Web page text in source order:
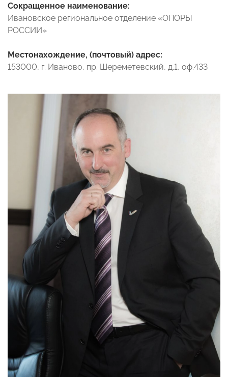
Сокращенное наименование:
Ивановское региональное отделение «ОПОРЫ
РОССИИ»
Местонахождение, (почтовый) адрес:
153000, г. Иваново, пр. Шереметевский, д.1, оф.433